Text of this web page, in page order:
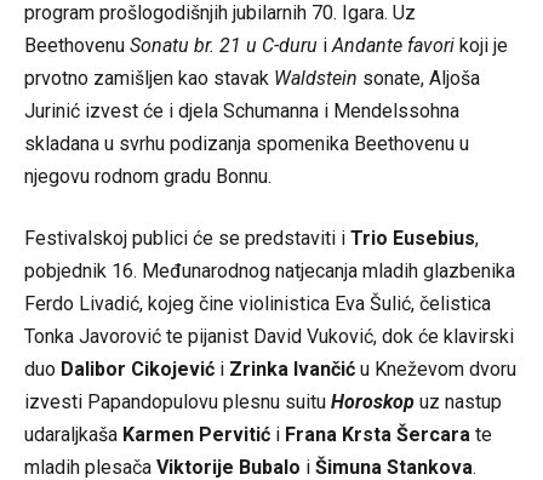
program prošlogodišnjih jubilarnih 70. Igara. Uz
Beethovenu Sonatu br. 21 u C-duru iAndante favori koji je
prvotno zamišljen kao stavak Waldstein sonate, Aljoša
Jurinić izvest će i djela Schumanna i Mendelssohna
skladana u svrhu podizanja spomenika Beethovenu u
njegovu rodnom gradu Bonnu.
Festivalskoj publici će se predstaviti i Trio Eusebius,
pobjednik 16. Međunarodnog natjecanja mladih glazbenika
Ferdo Livadić, kojeg čine violinistica Eva Šulić, čelistica
Tonka Javorović te pijanist David Vuković, dok će klavirski
duo Dalibor Cikojević i Zrinka Ivančić u Kneževom dvoru
izvesti Papandopulovu plesnu suitu Horoskop uz nastup
udaraljkaša Karmen Pervitić i Frana Krsta Šercara te
mladih plesača Viktorije Bubalo i Šimuna Stankova.